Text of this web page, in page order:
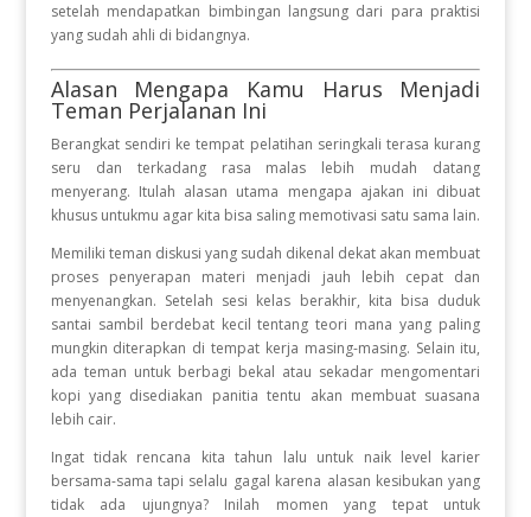
setelah mendapatkan bimbingan langsung dari para praktisi
yang sudah ahli di bidangnya.
Alasan Mengapa Kamu Harus Menjadi
Teman Perjalanan Ini
Berangkat sendiri ke tempat pelatihan seringkali terasa kurang
seru dan terkadang rasa malas lebih mudah datang
menyerang. Itulah alasan utama mengapa ajakan ini dibuat
khusus untukmu agar kita bisa saling memotivasi satu sama lain.
Memiliki teman diskusi yang sudah dikenal dekat akan membuat
proses penyerapan materi menjadi jauh lebih cepat dan
menyenangkan. Setelah sesi kelas berakhir, kita bisa duduk
santai sambil berdebat kecil tentang teori mana yang paling
mungkin diterapkan di tempat kerja masing-masing. Selain itu,
ada teman untuk berbagi bekal atau sekadar mengomentari
kopi yang disediakan panitia tentu akan membuat suasana
lebih cair.
Ingat tidak rencana kita tahun lalu untuk naik level karier
bersama-sama tapi selalu gagal karena alasan kesibukan yang
tidak ada ujungnya? Inilah momen yang tepat untuk